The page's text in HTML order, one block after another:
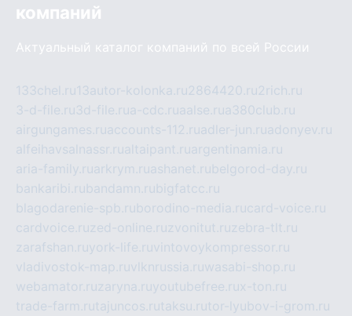
компаний
Актуальный каталог компаний по всей России
133chel.ru13autor-kolonka.ru2864420.ru2rich.ru
3-d-file.ru3d-file.rua-cdc.ruaalse.rua380club.ru
airgungames.ruaccounts-112.ruadler-jun.ruadonyev.ru
alfeihavsalnassr.rualtaipant.ruargentinamia.ru
aria-family.ruarkrym.ruashanet.rubelgorod-day.ru
bankaribi.rubandamn.rubigfatcc.ru
blagodarenie-spb.ruborodino-media.rucard-voice.ru
cardvoice.ruzed-online.ruzvonitut.ruzebra-tlt.ru
zarafshan.ruyork-life.ruvintovoykompressor.ru
vladivostok-map.ruvlknrussia.ruwasabi-shop.ru
webamator.ruzaryna.ruyoutubefree.rux-ton.ru
trade-farm.rutajuncos.rutaksu.rutor-lyubov-i-grom.ru